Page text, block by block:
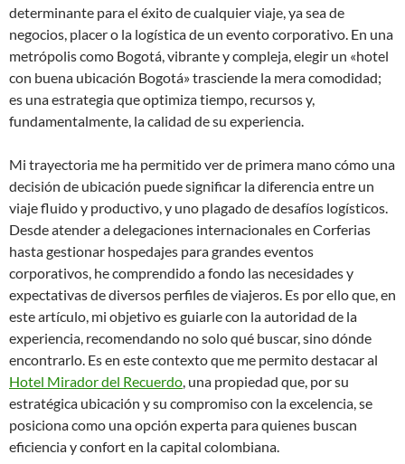
determinante para el éxito de cualquier viaje, ya sea de
negocios, placer o la logística de un evento corporativo. En una
metrópolis como Bogotá, vibrante y compleja, elegir un «hotel
con buena ubicación Bogotá» trasciende la mera comodidad;
es una estrategia que optimiza tiempo, recursos y,
fundamentalmente, la calidad de su experiencia.
Mi trayectoria me ha permitido ver de primera mano cómo una
decisión de ubicación puede significar la diferencia entre un
viaje fluido y productivo, y uno plagado de desafíos logísticos.
Desde atender a delegaciones internacionales en Corferias
hasta gestionar hospedajes para grandes eventos
corporativos, he comprendido a fondo las necesidades y
expectativas de diversos perfiles de viajeros. Es por ello que, en
este artículo, mi objetivo es guiarle con la autoridad de la
experiencia, recomendando no solo qué buscar, sino dónde
encontrarlo. Es en este contexto que me permito destacar al
Hotel Mirador del Recuerdo, una propiedad que, por su
estratégica ubicación y su compromiso con la excelencia, se
posiciona como una opción experta para quienes buscan
eficiencia y confort en la capital colombiana.